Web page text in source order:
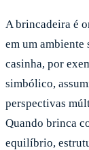
A brincadeira é
em um ambiente
casinha, por
simbólico,
perspectivas
Quando brinca
equilíbrio,